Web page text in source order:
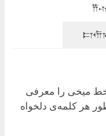
میخی را معرفی
هر کلمه‌ی دلخواه